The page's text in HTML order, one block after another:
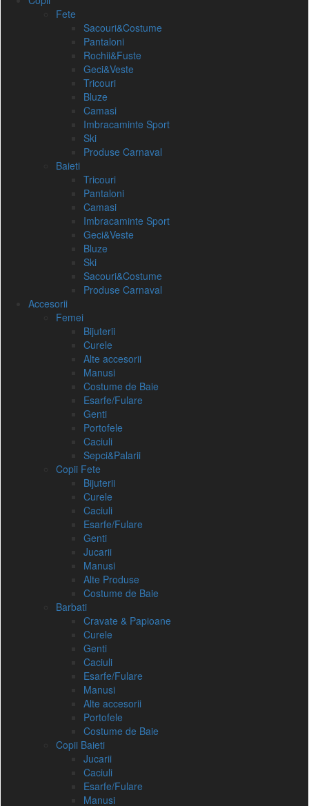
Fete
Sacouri&Costume
Pantaloni
Rochii&Fuste
Geci&Veste
Tricouri
Bluze
Camasi
Imbracaminte Sport
Ski
Produse Carnaval
Baieti
Tricouri
Pantaloni
Camasi
Imbracaminte Sport
Geci&Veste
Bluze
Ski
Sacouri&Costume
Produse Carnaval
Accesorii
Femei
Bijuterii
Curele
Alte accesorii
Manusi
Costume de Baie
Esarfe/Fulare
Genti
Portofele
Caciuli
Sepci&Palarii
Copii Fete
Bijuterii
Curele
Caciuli
Esarfe/Fulare
Genti
Jucarii
Manusi
Alte Produse
Costume de Baie
Barbati
Cravate & Papioane
Curele
Genti
Caciuli
Esarfe/Fulare
Manusi
Alte accesorii
Portofele
Costume de Baie
Copii Baieti
Jucarii
Caciuli
Esarfe/Fulare
Manusi